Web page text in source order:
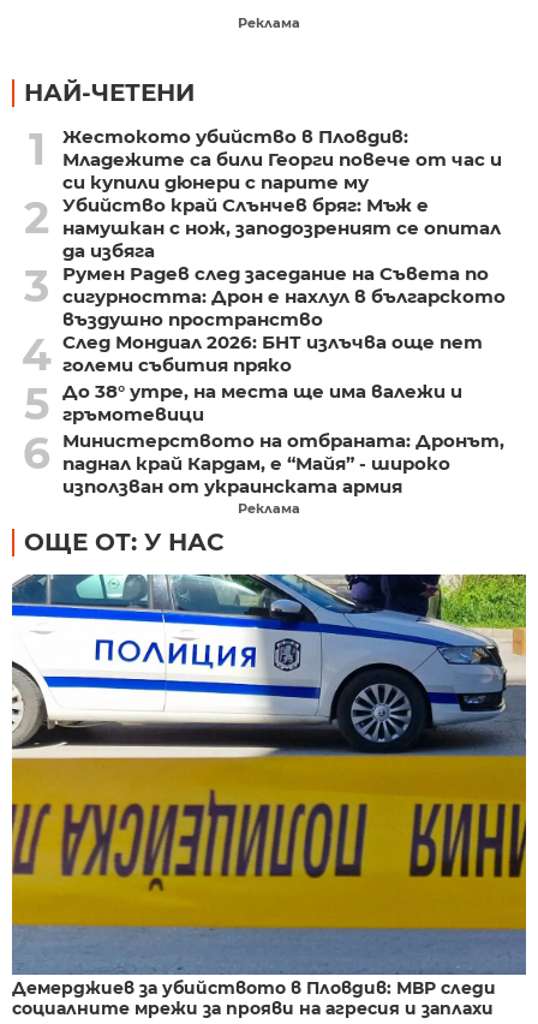
Реклама
НАЙ-ЧЕТЕНИ
1
Жестокото убийство в Пловдив:
Младежите са били Георги повече от час и
си купили дюнери с парите му
2
Убийство край Слънчев бряг: Мъж е
намушкан с нож, заподозреният се опитал
да избяга
3
Румен Радев след заседание на Съвета по
сигурността: Дрон е нахлул в българското
въздушно пространство
4 След Мондиал 2026: БНТ излъчва още пет
големи събития пряко
5 До 38° утре, на места ще има валежи и
гръмотевици
6
Министерството на отбраната: Дронът,
паднал край Кардам, е “Майя” - широко
използван от украинската армия
Реклама
ОЩЕ ОТ: У НАС
Демерджиев за убийството в Пловдив: МВР следи
социалните мрежи за прояви на агресия и заплахи